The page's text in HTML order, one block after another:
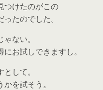
つけたのがこの
たのでした。
ない。
お試しできますし。
して。
を試そう。